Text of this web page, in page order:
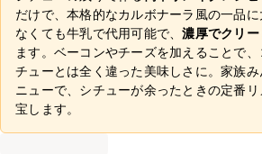
だけで、本格的なカルボナーラ風の一品
なくても牛乳で代用可能で、濃厚でクリ
ます。ベーコンやチーズを加えることで
チューとは全く違った美味しさに。家族
ニューで、シチューが余ったときの定番
宝します。